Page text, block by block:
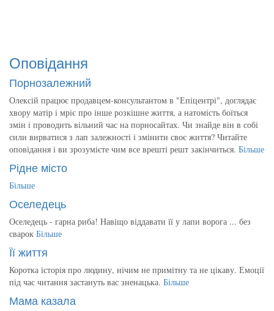
Оповідання
Порнозалежний
Олексій працює продавцем-консультантом в "Епіцентрі", доглядає
хвору матір і мріє про інше розкішне життя, а натомість боїться
змін і проводить вільний час на порносайтах. Чи знайде він в собі
сили вирватися з лап залежності і змінити своє життя? Читайте
оповідання і ви зрозумієте чим все врешті решт закінчиться. Більше
Рідне місто
Більше
Оселедець
Оселедець - гарна риба! Навіщо віддавати її у лапи ворога ... без
сварок Більше
Її життя
Коротка історія про людину, нічим не примітну та не цікаву. Емоції
під час читання застануть вас зненацька. Більше
Мама казала